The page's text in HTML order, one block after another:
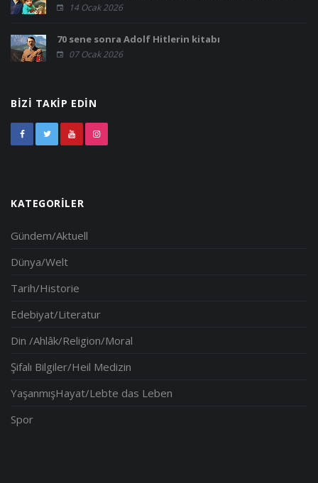
14 Ocak 2026
70 sene sonra Adolf Hitlerin kitabı
07 Ocak 2026
BIZI TAKIP EDIN
KATEGORILER
Gündem/Aktuell
Dünya/Welt
Tarih/Historie
Edebiyat/Literatur
Din /Ahlâk/Religion/Moral
Şifalı Bilgiler/Heil Medizin
YaşanmışHayat/Lebte das Leben
Spor